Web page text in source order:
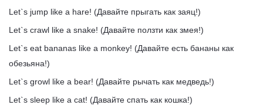
Let`s jump like a hare! (Давайте прыгать как заяц!)
Let`s crawl like a snake! (Давайте ползти как змея!)
Let`s eat bananas like a monkey! (Давайте есть бананы как
обезьяна!)
Let`s growl like a bear! (Давайте рычать как медведь!)
Let`s sleep like a cat! (Давайте спать как кошка!)